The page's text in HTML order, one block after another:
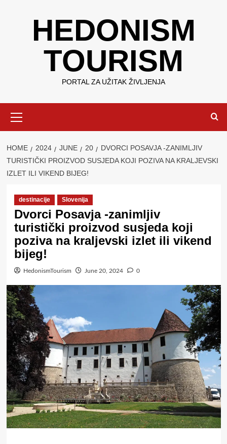
HEDONISM
TOURISM
PORTAL ZA UŽITAK ŽIVLJENJA
Menu
HOME 2024 JUNE 20
DVORCI POSAVJA -ZANIMLJIV
TURISTIČKI PROIZVOD SUSJEDA KOJI POZIVA NA KRALJEVSKI
IZLET ILI VIKEND BIJEG!
destinacije Slovenija
Dvorci Posavja -zanimljiv
turistički proizvod susjeda koji
poziva na kraljevski izlet ili vikend
bijeg!
HedonismTourism June 20, 2024 0